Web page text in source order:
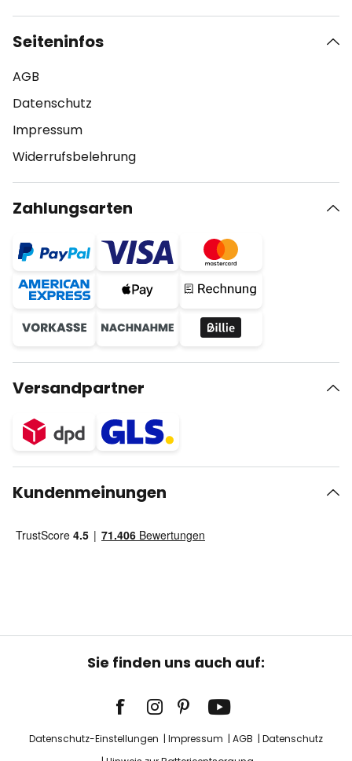
Seiteninfos
AGB
Datenschutz
Impressum
Widerrufsbelehrung
Zahlungsarten
Versandpartner
Kundenmeinungen
Sie finden uns auch auf:
Datenschutz-Einstellungen Impressum AGB
Datenschutz